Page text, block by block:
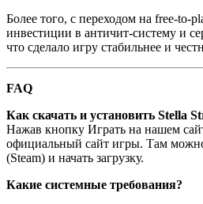
Более того, с переходом на free-to-
инвестиции в античит-систему и
что сделало игру стабильнее и
FAQ
Как скачать и установить Stella
Нажав кнопку Играть на нашем
официальный сайт игры. Там
(Steam) и начать загрузку.
Какие системные требования?